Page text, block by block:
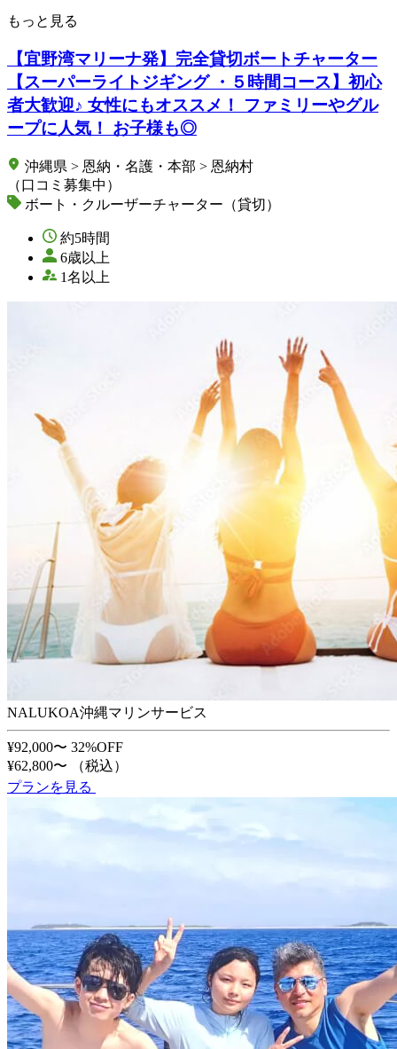
もっと見る
【宜野湾マリーナ発】完全貸切ボートチャーター
【スーパーライトジギング ・５時間コース】初心
者大歓迎♪ 女性にもオススメ！ ファミリーやグル
ープに人気！ お子様も◎
沖縄県 > 恩納・名護・本部 > 恩納村
（口コミ募集中）
ボート・クルーザーチャーター（貸切）
約5時間
6歳以上
1名以上
NALUKOA沖縄マリンサービス
¥92,000〜 32%OFF
¥62,800〜
（税込）
プランを見る